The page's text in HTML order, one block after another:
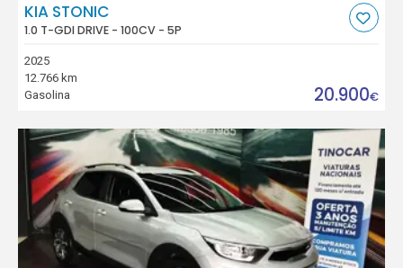
KIA STONIC
1.0 T-GDI DRIVE - 100CV - 5P
2025
12.766 km
Gasolina
20.900€